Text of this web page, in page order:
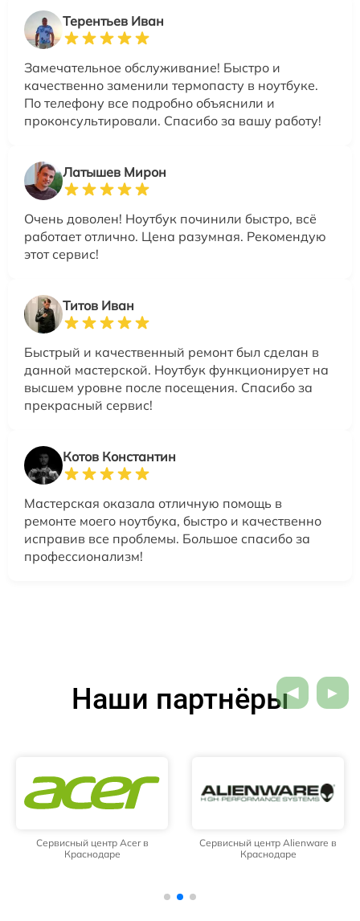
Терентьев Иван
Замечательное обслуживание! Быстро и
качественно заменили термопасту в ноутбуке.
По телефону все подробно объяснили и
проконсультировали. Спасибо за вашу работу!
Латышев Мирон
Очень доволен! Ноутбук починили быстро, всё
работает отлично. Цена разумная. Рекомендую
этот сервис!
Титов Иван
Быстрый и качественный ремонт был сделан в
данной мастерской. Ноутбук функционирует на
высшем уровне после посещения. Спасибо за
прекрасный сервис!
Котов Константин
Мастерская оказала отличную помощь в
ремонте моего ноутбука, быстро и качественно
исправив все проблемы. Большое спасибо за
профессионализм!
Наши партнёры
Сервисный центр Acer в
Краснодаре
Сервисный центр Alienware в
Краснодаре